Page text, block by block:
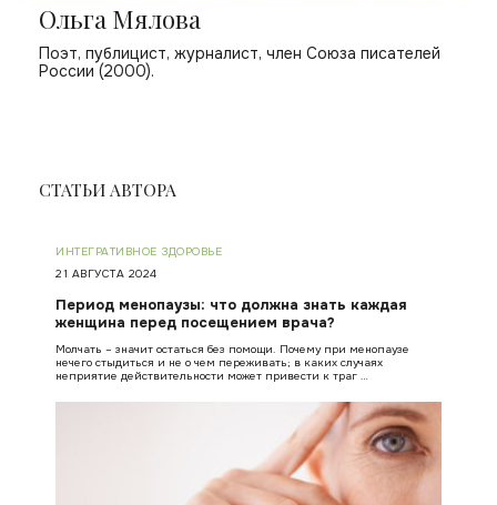
Ольга Мялова
Поэт, публицист, журналист, член Союза писателей
России (2000).
СТАТЬИ АВТОРА
ИНТЕГРАТИВНОЕ ЗДОРОВЬЕ
21 АВГУСТА 2024
Период менопаузы: что должна знать каждая
женщина перед посещением врача?
Молчать – значит остаться без помощи. Почему при менопаузе
нечего стыдиться и не о чем переживать; в каких случаях
неприятие действительности может привести к траг …